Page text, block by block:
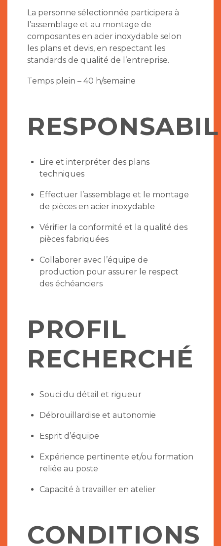
La personne sélectionnée participera à
l’assemblage et au montage de
composantes en acier inoxydable selon
les plans et devis, en respectant les
standards de qualité de l’entreprise.
Temps plein – 40 h/semaine
Lire et interpréter des plans
techniques
Effectuer l’assemblage et le montage
de pièces en acier inoxydable
Vérifier la conformité et la qualité des
pièces fabriquées
Collaborer avec l’équipe de
production pour assurer le respect
des échéanciers
PROFIL
RECHERCHÉ
Souci du détail et rigueur
Débrouillardise et autonomie
Esprit d’équipe
Expérience pertinente et/ou formation
reliée au poste
Capacité à travailler en atelier
CONDITIONS